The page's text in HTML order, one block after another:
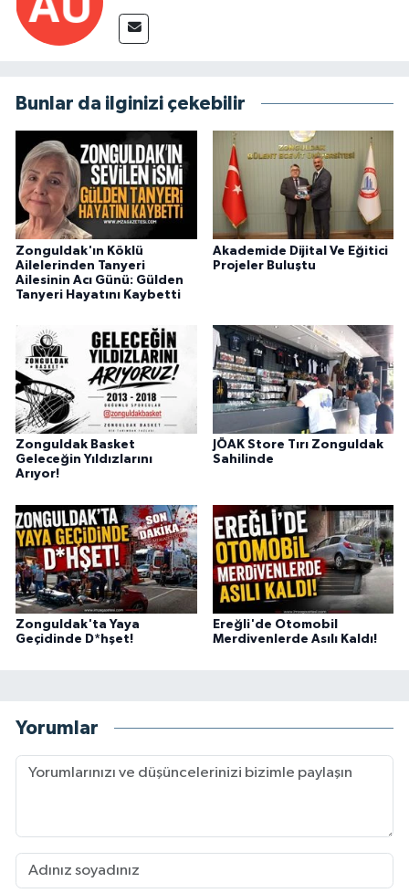
Bunlar da ilginizi çekebilir
Zonguldak'ın Köklü
Ailelerinden Tanyeri
Ailesinin Acı Günü: Gülden
Tanyeri Hayatını Kaybetti
Akademide Dijital Ve Eğitici
Projeler Buluştu
Zonguldak Basket
Geleceğin Yıldızlarını
Arıyor!
JÖAK Store Tırı Zonguldak
Sahilinde
Zonguldak'ta Yaya
Geçidinde D*hşet!
Ereğli'de Otomobil
Merdivenlerde Asılı Kaldı!
Yorumlar